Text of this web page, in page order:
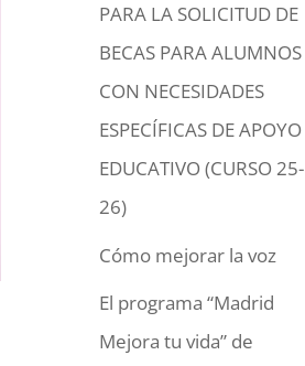
PARA LA SOLICITUD DE
BECAS PARA ALUMNOS
CON NECESIDADES
ESPECÍFICAS DE APOYO
EDUCATIVO (CURSO 25-
26)
Cómo mejorar la voz
El programa “Madrid
Mejora tu vida” de